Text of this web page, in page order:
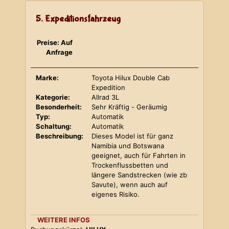
5. Expeditionsfahrzeug
Preise: Auf
Anfrage
Marke:
Toyota Hilux Double Cab
Expedition
Kategorie:
Allrad 3L
Besonderheit:
Sehr Kräftig - Geräumig
Typ:
Automatik
Schaltung:
Automatik
Beschreibung:
Dieses Model ist für ganz
Namibia und Botswana
geeignet, auch für Fahrten in
Trockenflussbetten und
längere Sandstrecken (wie zb
Savute), wenn auch auf
eigenes Risiko.
WEITERE INFOS